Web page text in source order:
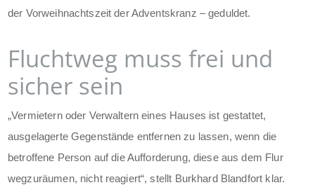
der Vorweihnachtszeit der Adventskranz – geduldet.
Fluchtweg muss frei und
sicher sein
„Vermietern oder Verwaltern eines Hauses ist gestattet,
ausgelagerte Gegenstände entfernen zu lassen, wenn die
betroffene Person auf die Aufforderung, diese aus dem Flur
wegzuräumen, nicht reagiert“, stellt Burkhard Blandfort klar.